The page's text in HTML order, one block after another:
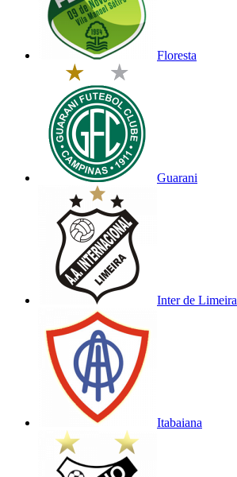
Floresta
Guarani
Inter de Limeira
Itabaiana